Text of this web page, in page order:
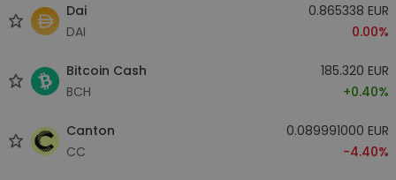
Dai
DAI
0.865338 EUR
0.00%
Bitcoin Cash
BCH
185.320 EUR
+0.40%
Canton
CC
0.089991000 EUR
-4.40%